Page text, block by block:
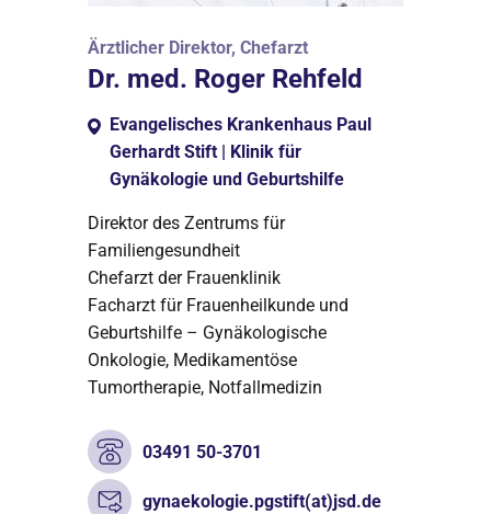
Ärztlicher Direktor, Chefarzt
Dr. med. Roger Rehfeld
Evangelisches Krankenhaus Paul
Gerhardt Stift | Klinik für
Gynäkologie und Geburtshilfe
Direktor des Zentrums für
Familiengesundheit
Chefarzt der Frauenklinik
Facharzt für Frauenheilkunde und
Geburtshilfe – Gynäkologische
Onkologie, Medikamentöse
Tumortherapie, Notfallmedizin
03491 50-3701
gynaekologie.pgstift(at)jsd.de